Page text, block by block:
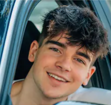
Mediakit
abre en nueva pestaña
México